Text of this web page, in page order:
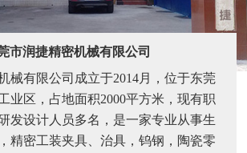
市润捷精密机械有限公司
械有限公司成立于2014月，位于东莞
业区，占地面积2000平方米，现有职
发设计人员多名，是一家专业从事生
精密工装夹具、治具，钨钢，陶瓷零